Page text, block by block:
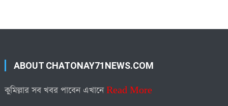
ABOUT CHATONAY71NEWS.COM
কুমিল্লার সব খবর পাবেন এখানেRead More